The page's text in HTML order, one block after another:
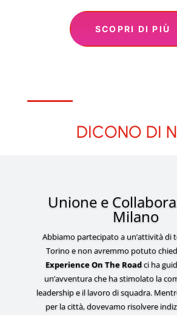
SCOPRI DI PIÙ
DICONO DI
Unione e
Milano
Abbiamo partecipato a un’attività di
Torino e non avremmo potuto
Experience On The Roadci ha
un’avventura che ha stimolato la
leadership e il lavoro di squadra.
per la città, dovevamo risolvere